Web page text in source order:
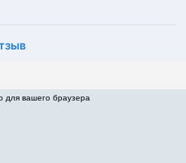
для вашего браузера